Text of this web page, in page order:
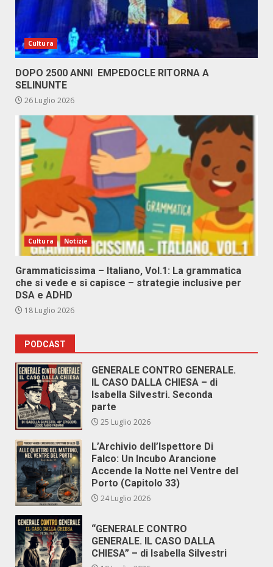
Cultura
DOPO 2500 ANNI EMPEDOCLE RITORNA A
SELINUNTE
26 Luglio 2026
Cultura Notizie
Grammaticissima – Italiano, Vol.1: La grammatica
che si vede e si capisce – strategie inclusive per
DSA e ADHD
18 Luglio 2026
PODCAST
GENERALE CONTRO GENERALE.
IL CASO DALLA CHIESA – di
Isabella Silvestri. Seconda
parte
25 Luglio 2026
L’Archivio dell’Ispettore Di
Falco: Un Incubo Arancione
Accende la Notte nel Ventre del
Porto (Capitolo 33)
24 Luglio 2026
“GENERALE CONTRO
GENERALE. IL CASO DALLA
CHIESA” – di Isabella Silvestri